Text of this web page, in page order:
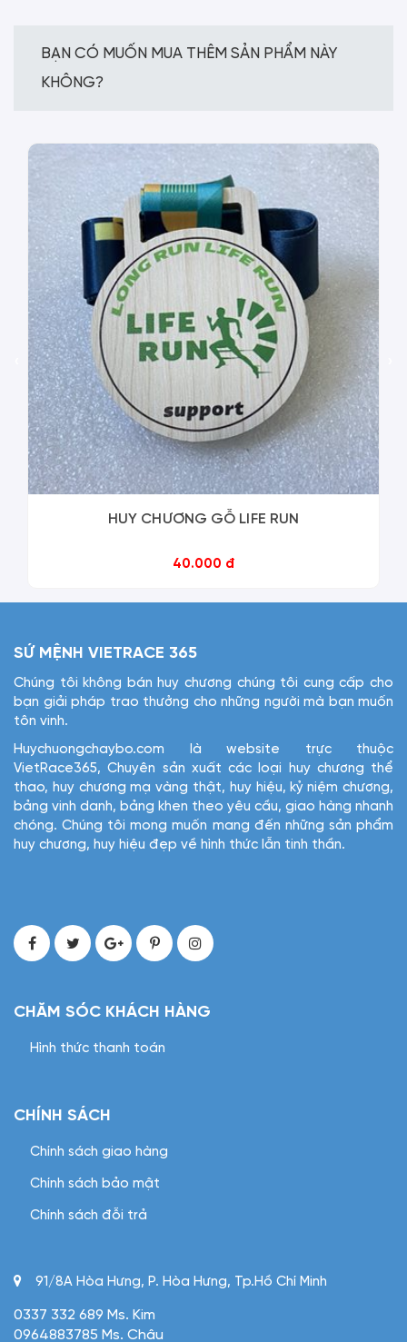
BẠN CÓ MUỐN MUA THÊM SẢN PHẨM NÀY
KHÔNG?
HUY CHƯƠNG GỖ LIFE RUN
40.000 đ
SỨ MỆNH VIETRACE 365
Chúng tôi không bán huy chương chúng tôi cung cấp cho
bạn giải pháp trao thưởng cho những người mà bạn muốn
tôn vinh.
Huychuongchaybo.com là website trực thuộc
VietRace365, Chuyên sản xuất các loại huy chương thể
thao, huy chương mạ vàng thật, huy hiệu, kỷ niệm chương,
bảng vinh danh, bảng khen theo yêu cầu, giao hàng nhanh
chóng. Chúng tôi mong muốn mang đến những sản phẩm
huy chương, huy hiệu đẹp về hình thức lẫn tinh thần.
CHĂM SÓC KHÁCH HÀNG
Hình thức thanh toán
CHÍNH SÁCH
Chính sách giao hàng
Chính sách bảo mật
Chính sách đỗi trả
91/8A Hòa Hưng, P. Hòa Hưng, Tp.Hồ Chí Minh
0337 332 689 Ms. Kim
0964883785 Ms. Châu